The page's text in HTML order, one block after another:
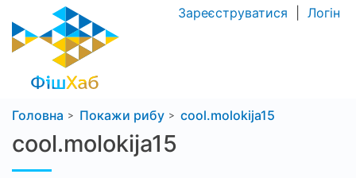
Зареєструватися Логін
Головна Покажи рибу cool.molokija15
cool.molokija15